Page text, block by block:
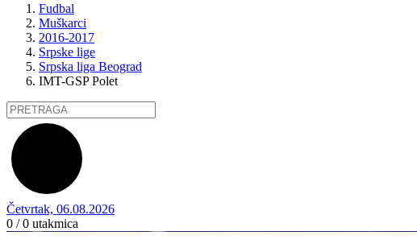
Fudbal
Muškarci
2016-2017
Srpske lige
Srpska liga Beograd
IMT-GSP Polet
Četvrtak, 06.08.2026
0 / 0 utakmica